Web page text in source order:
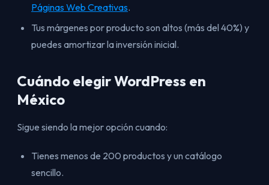
Páginas Web Creativas.
Tus márgenes por producto son altos (más del 40%) y
puedes amortizar la inversión inicial.
Cuándo elegir WordPress en
México
Sigue siendo la mejor opción cuando:
Tienes menos de 200 productos y un catálogo
sencillo.